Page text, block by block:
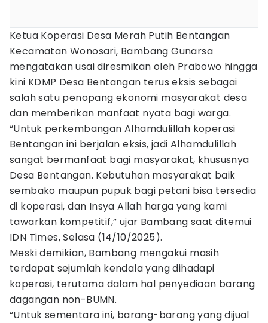
Ketua Koperasi Desa Merah Putih Bentangan
Kecamatan Wonosari, Bambang Gunarsa
mengatakan usai diresmikan oleh Prabowo hingga
kini KDMP Desa Bentangan terus eksis sebagai
salah satu penopang ekonomi masyarakat desa
dan memberikan manfaat nyata bagi warga.
“Untuk perkembangan Alhamdulillah koperasi
Bentangan ini berjalan eksis, jadi Alhamdulillah
sangat bermanfaat bagi masyarakat, khususnya
Desa Bentangan. Kebutuhan masyarakat baik
sembako maupun pupuk bagi petani bisa tersedia
di koperasi, dan Insya Allah harga yang kami
tawarkan kompetitif,” ujar Bambang saat ditemui
IDN Times, Selasa (14/10/2025).
Meski demikian, Bambang mengakui masih
terdapat sejumlah kendala yang dihadapi
koperasi, terutama dalam hal penyediaan barang
dagangan non-BUMN.
“Untuk sementara ini, barang-barang yang dijual